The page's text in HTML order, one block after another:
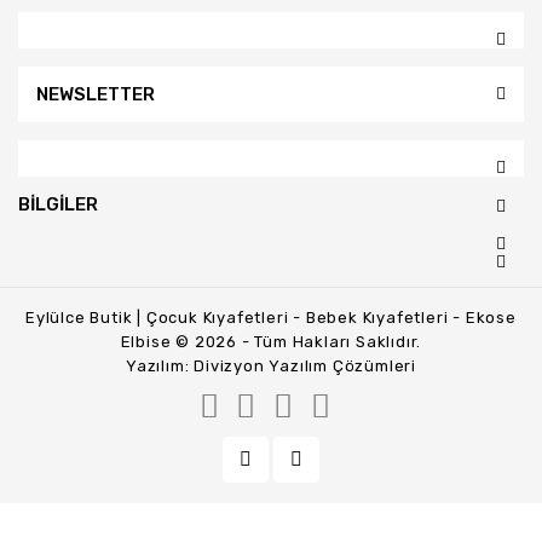
NEWSLETTER
BILGILER
Eylülce Butik | Çocuk Kıyafetleri - Bebek Kıyafetleri - Ekose
Elbise © 2026 - Tüm Hakları Saklıdır.
Yazılım:Divizyon Yazılım Çözümleri